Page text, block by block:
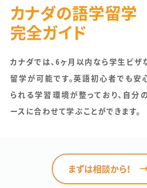
語学留学
親子留学
コープ留学（Co-op
有給インターン
カレッジ・大学留
カナダの学校一覧へ
今注目の学校
ILAC（語学留学）
CLLC（親子留学）
留学費用
滞在都市を選ぶ
はじめてのカナダ留学
カナダ留学がおすすめ
無料で相談する
カナダの語学留学
完全ガイド
カナダでは、6ヶ月以内なら学生ビザ
留学が可能です。英語初心者でも安
られる学習環境が整っており、自分
ースに合わせて学ぶことができます。
まずは相談から！